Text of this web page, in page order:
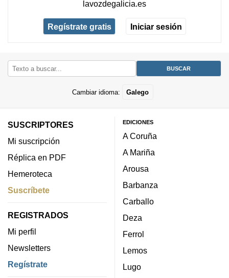
lavozdegalicia.es
Regístrate gratis Iniciar sesión
Cambiar idioma: Galego
SUSCRIPTORES
Mi suscripción
Réplica en PDF
Hemeroteca
Suscríbete
REGISTRADOS
Mi perfil
Newsletters
Regístrate
EDICIONES
A Coruña
A Mariña
Arousa
Barbanza
Carballo
Deza
Ferrol
Lemos
Lugo